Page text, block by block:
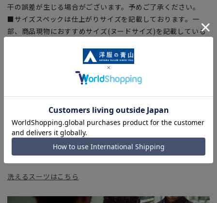
干の誤差が生じる場合がございます。予めご了承ください。
■サイズスペックは仕上がりサイズを記載しております。一
部、商品現物におすすめサイズ(ヌードサイズ)を記載している
■ブラウザやお使いのモニター環境、また撮影時の室内外の光
加減により、実際の商品と掲載画像の色味が異なる場合がござ
を完了できない場合がございます。予めご了承ください。
■お急ぎ発送のご注文につきましても、ご注文のタイミングに
よってはお急ぎ発送サービスを選択できない場合がございま
す。
洗えるスーツはこちら